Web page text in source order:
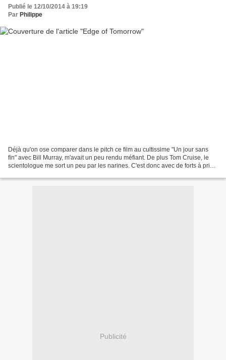
Publié le 12/10/2014 à 19:19
Par Philippe
Déjà qu'on ose comparer dans le pitch ce film au cultissime "Un jour sans
fin" avec Bill Murray, m'avait un peu rendu méfiant. De plus Tom Cruise, le
scientologue me sort un peu par les narines. C'est donc avec de forts à priori
Publicité